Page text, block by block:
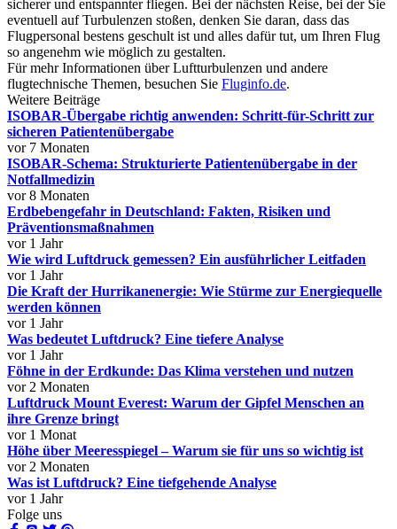
sicherer und entspannter fliegen. Bei der nächsten Reise, bei der Sie
eventuell auf Turbulenzen stoßen, denken Sie daran, dass das
Flugpersonal bestens geschult ist und alles dafür tut, um Ihren Flug
so angenehm wie möglich zu gestalten.
Für mehr Informationen über Luftturbulenzen und andere
flugtechnische Themen, besuchen Sie Fluginfo.de.
Weitere Beiträge
ISOBAR-Übergabe richtig anwenden: Schritt-für-Schritt zur
sicheren Patientenübergabe
vor 7 Monaten
ISOBAR-Schema: Strukturierte Patientenübergabe in der
Notfallmedizin
vor 8 Monaten
Erdbebengefahr in Deutschland: Fakten, Risiken und
Präventionsmaßnahmen
vor 1 Jahr
Wie wird Luftdruck gemessen? Ein ausführlicher Leitfaden
vor 1 Jahr
Die Kraft der Hurrikanenergie: Wie Stürme zur Energiequelle
werden können
vor 1 Jahr
Was bedeutet Luftdruck? Eine tiefere Analyse
vor 1 Jahr
Föhne in der Erdkunde: Das Klima verstehen und nutzen
vor 2 Monaten
Luftdruck Mount Everest: Warum der Gipfel Menschen an
ihre Grenze bringt
vor 1 Monat
Höhe über Meeresspiegel – Warum sie für uns so wichtig ist
vor 2 Monaten
Was ist Luftdruck? Eine tiefgehende Analyse
vor 1 Jahr
Folge uns